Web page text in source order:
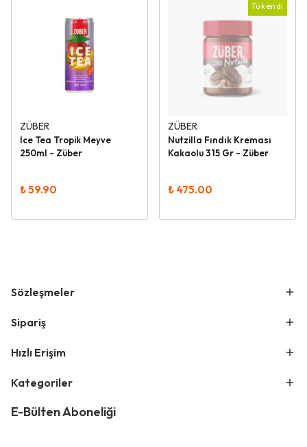
ZÜBER
Ice Tea Tropik Meyve
250ml - Züber
₺ 59.90
Tükendi
ZÜBER
Nutzilla Fındık Kreması
Kakaolu 315 Gr - Züber
₺ 475.00
Sözleşmeler
Sipariş
Hızlı Erişim
Kategoriler
E-Bülten Aboneliği